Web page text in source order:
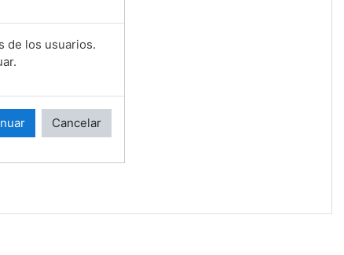
de los usuarios.
Cancelar